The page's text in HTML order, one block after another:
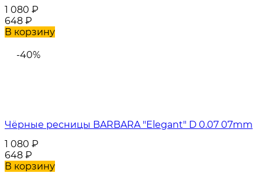
1 080 ₽
648 ₽
В корзину
-40%
Чёрные ресницы BARBARA "Elegant" D 0.07 07mm
1 080 ₽
648 ₽
В корзину